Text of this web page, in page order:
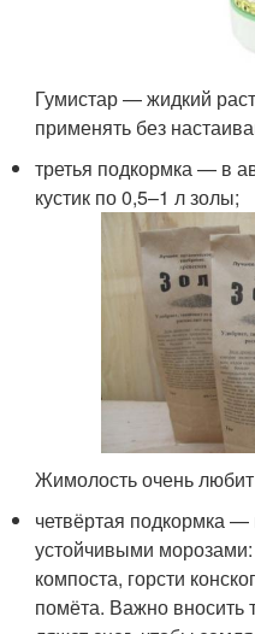
Гумистар — жидкий
применять без
третья подкормка — в
кустик по 0,5–1 л золы;
Жимолость очень
четвёртая подкормка
устойчивыми
компоста, горсти
помёта. Важно вносить